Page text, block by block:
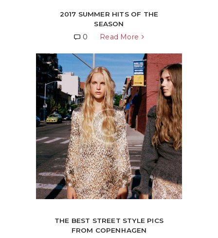
2017 SUMMER HITS OF THE
SEASON
0 Read More
THE BEST STREET STYLE PICS
FROM COPENHAGEN